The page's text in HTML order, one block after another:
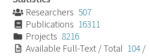
Researchers 507
Publications 16311
Projects 8216
Available Full-Text / Total 104 /